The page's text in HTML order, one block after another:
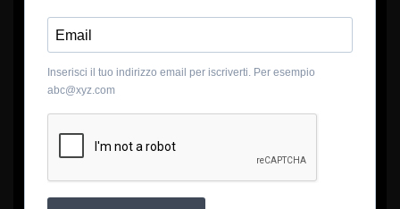
Inserisci il tuo indirizzo email per iscriverti. Per esempio
abc@xyz.com